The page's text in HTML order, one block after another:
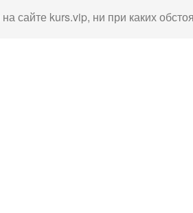
сайте kurs.vip, ни при каких